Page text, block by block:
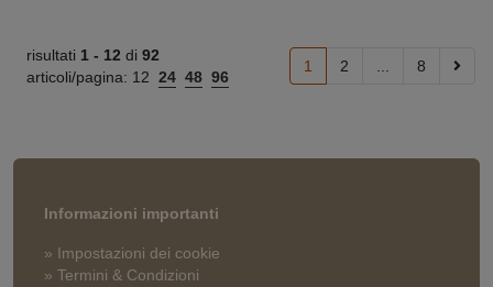
risultati 1 - 12 di 92
articoli/pagina: 12 24 48 96
1 2 8
Informazioni importanti
» Impostazioni dei cookie
» Termini & Condizioni